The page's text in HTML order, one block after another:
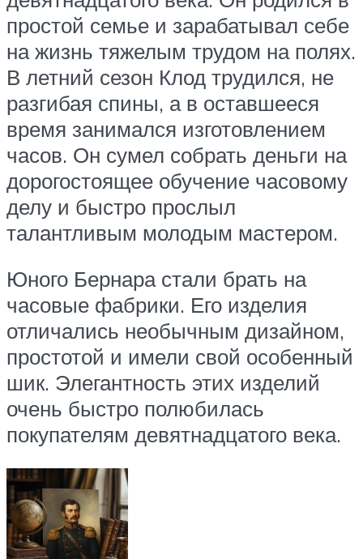
простой семье и зарабатывал себе
на жизнь тяжелым трудом на полях.
В летний сезон Клод трудился, не
разгибая спины, а в оставшееся
время занимался изготовлением
часов. Он сумел собрать деньги на
дорогостоящее обучение часовому
делу и быстро прослыл
талантливым молодым мастером.
Юного Бернара стали брать на
часовые фабрики. Его изделия
отличались необычным дизайном,
простотой и имели свой особенный
шик. Элегантность этих изделий
очень быстро полюбилась
покупателям девятнадцатого века.